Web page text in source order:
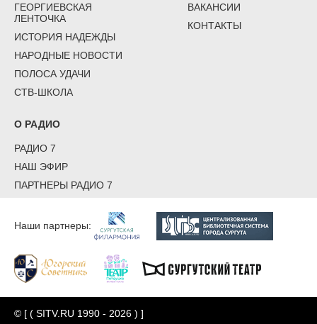
ГЕОРГИЕВСКАЯ
ЛЕНТОЧКА
ИСТОРИЯ НАДЕЖДЫ
НАРОДНЫЕ НОВОСТИ
ПОЛОСА УДАЧИ
СТВ-ШКОЛА
ВАКАНСИИ
КОНТАКТЫ
О РАДИО
РАДИО 7
НАШ ЭФИР
ПАРТНЕРЫ РАДИО 7
Наши партнеры:
© [ ( SITV.RU 1990 - 2026 ) ]